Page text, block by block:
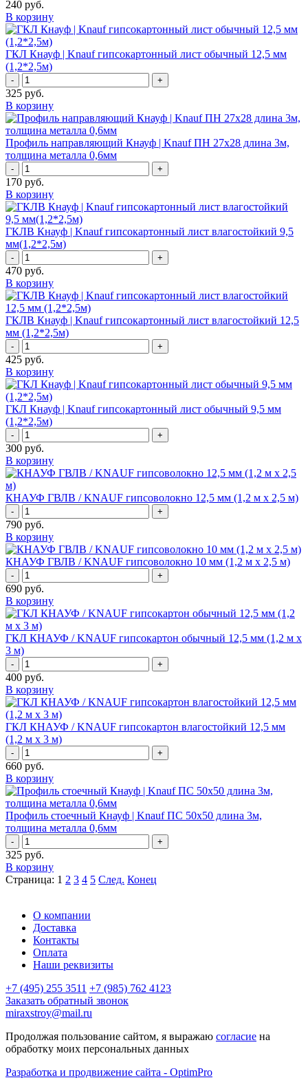
240 руб.
В корзину
ГКЛ Кнауф | Knauf гипсокартонный лист обычный 12,5 мм
(1,2*2,5м)
- +
325 руб.
В корзину
Профиль направляющий Кнауф | Knauf ПН 27x28 длина 3м,
толщина металла 0,6мм
- +
170 руб.
В корзину
ГКЛВ Кнауф | Knauf гипсокартонный лист влагостойкий 9,5
мм(1,2*2,5м)
- +
470 руб.
В корзину
ГКЛВ Кнауф | Knauf гипсокартонный лист влагостойкий 12,5
мм (1,2*2,5м)
- +
425 руб.
В корзину
ГКЛ Кнауф | Knauf гипсокартонный лист обычный 9,5 мм
(1,2*2,5м)
- +
300 руб.
В корзину
КНАУФ ГВЛВ / KNAUF гипсоволокно 12,5 мм (1,2 м х 2,5 м)
- +
790 руб.
В корзину
КНАУФ ГВЛВ / KNAUF гипсоволокно 10 мм (1,2 м х 2,5 м)
- +
690 руб.
В корзину
ГКЛ КНАУФ / KNAUF гипсокартон обычный 12,5 мм (1,2 м x
3 м)
- +
400 руб.
В корзину
ГКЛ КНАУФ / KNAUF гипсокартон влагостойкий 12,5 мм
(1,2 м x 3 м)
- +
660 руб.
В корзину
Профиль стоечный Кнауф | Knauf ПС 50х50 длина 3м,
толщина металла 0,6мм
- +
325 руб.
В корзину
Страница: 1 2 3 4 5 След. Конец
О компании
Доставка
Контакты
Оплата
Наши реквизиты
+7 (495) 255 3511 +7 (985) 762 4123
Заказать обратный звонок
miraxstroy@mail.ru
Продолжая пользование сайтом, я выражаю согласие на
обработку моих персональных данных
Разработка и продвижение сайта - OptimPro